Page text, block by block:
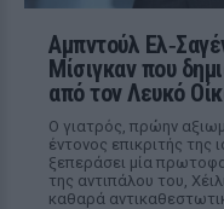
Αμπντούλ
Μίσιγκαν που
από τον Λευκό
Ο γιατρός, πρώην
έντονος επικριτής της
ξεπεράσει μία
της αντιπάλου του,
καθαρά